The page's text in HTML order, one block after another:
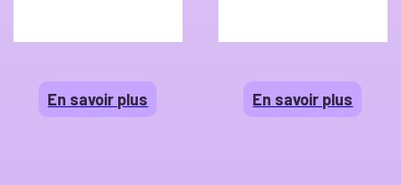
En savoir plus En savoir plus